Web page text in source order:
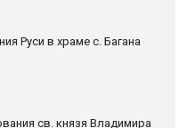
Руси в храме с. Багана
св. князя Владимира